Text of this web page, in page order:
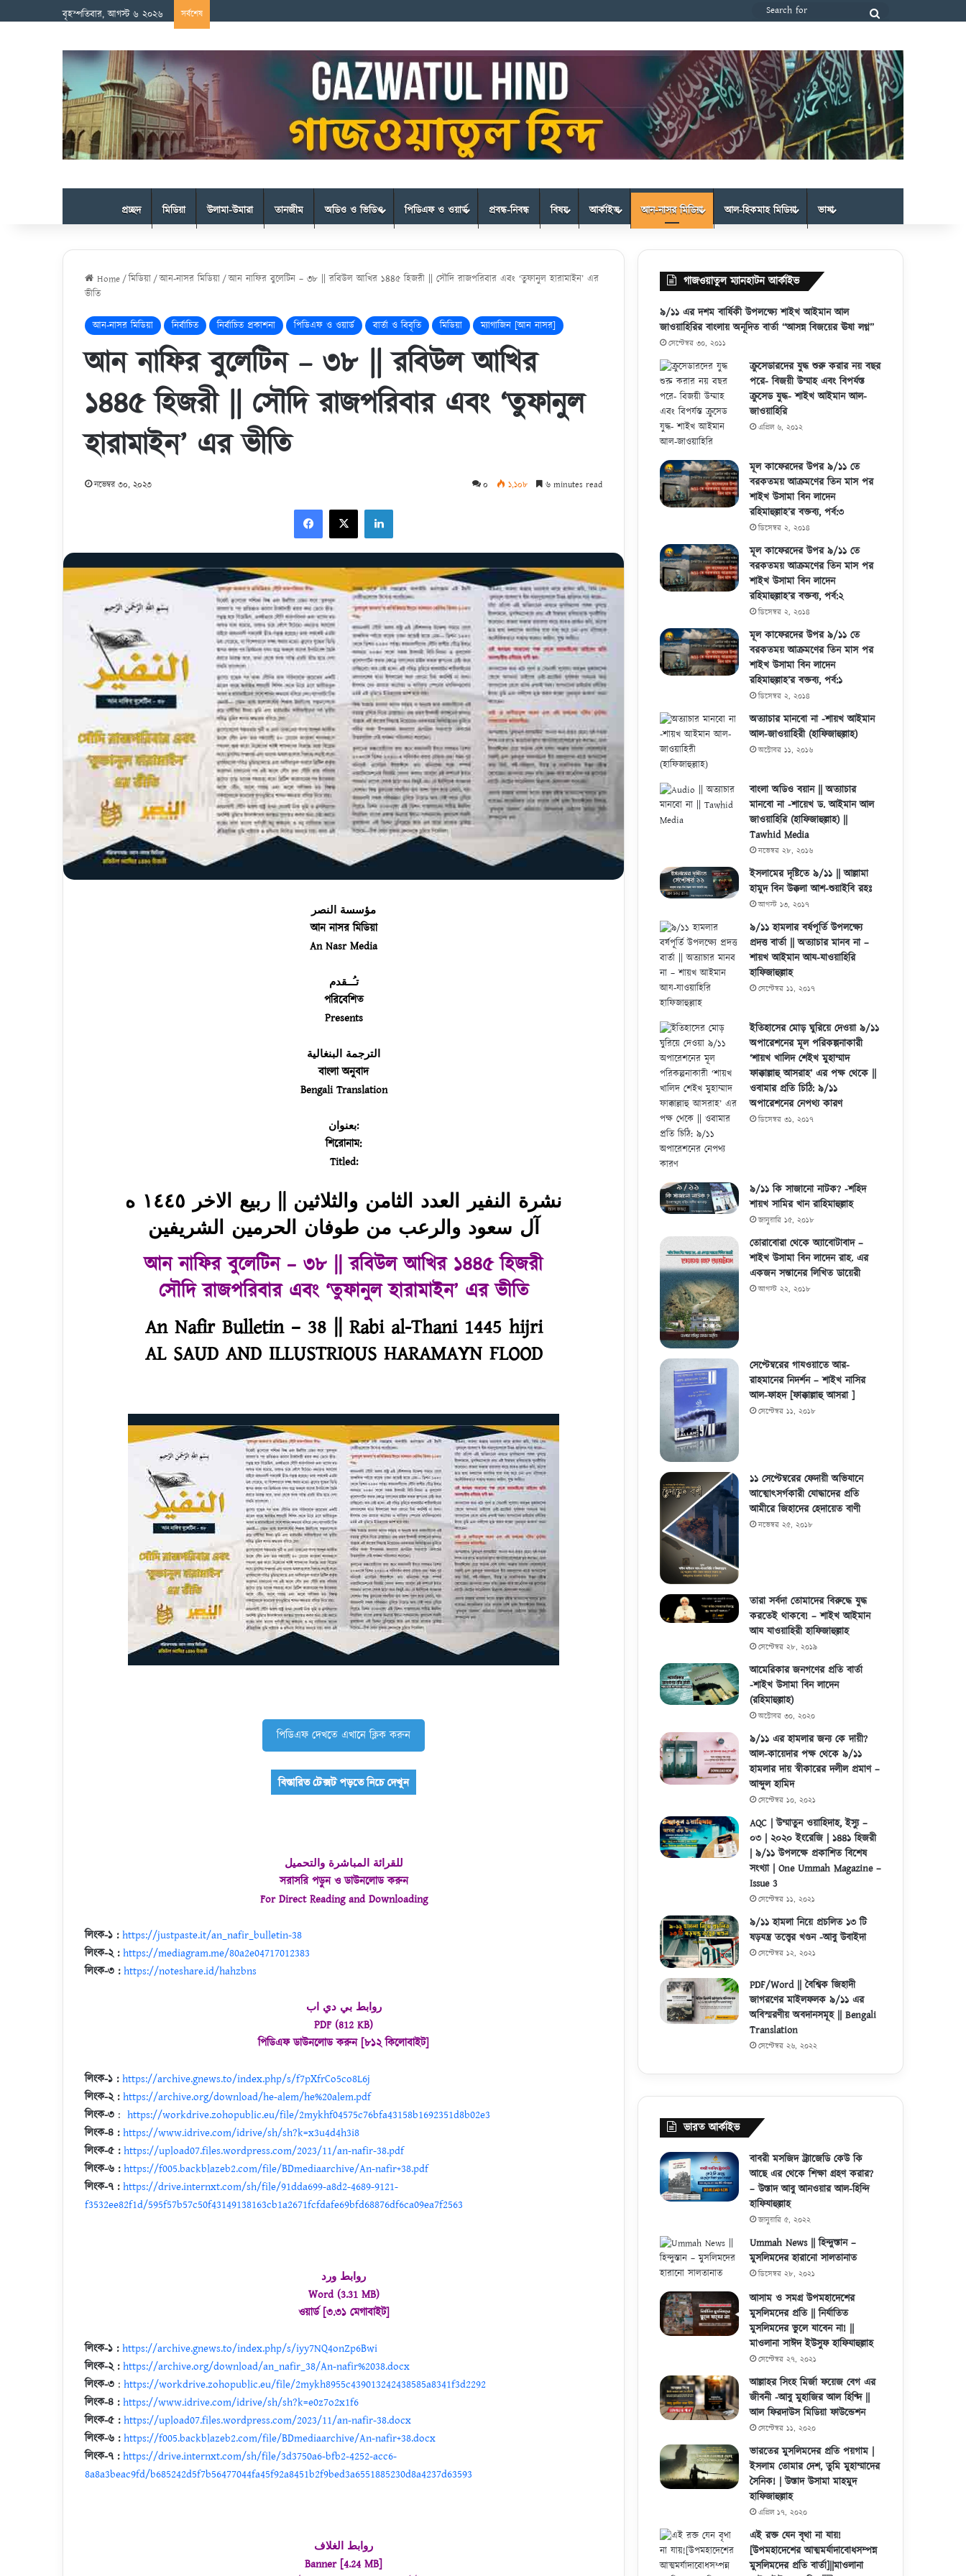
বৃহস্পতিবার, আগস্ট ৬ ২০২৬ সর্বশেষ
প্রচ্ছদ মিডিয়া উলামা-উমারা তানজীম অডিও ও ভিডিও পিডিএফ ও ওয়ার্ড প্রবন্ধ-নিবন্ধ বিষয় আর্কাইভ আন-নাসর মিডিয়া আল-হিকমাহ মিডিয়া ভাষা
Home /মিডিয়া /আন-নাসর মিডিয়া /আন নাফির বুলেটিন – ৩৮ || রবিউল আখির ১৪৪৫ হিজরী || সৌদি রাজপরিবার এবং ‘তুফানুল হারামাইন’ এর
ভীতি
আন-নাসর মিডিয়া নির্বাচিত নির্বাচিত প্রকাশনা পিডিএফ ও ওয়ার্ড বার্তা ও বিবৃতি মিডিয়া ম্যাগাজিন [আন নাসর]
আন নাফির বুলেটিন – ৩৮ || রবিউল আখির
১৪৪৫ হিজরী || সৌদি রাজপরিবার এবং ‘তুফানুল
হারামাইন’ এর ভীতি
নভেম্বর ৩০, ২০২৩ ০ ১,১০৮ ৬ minutes read
مؤسسة النصر
আন নাসর মিডিয়া
An Nasr Media
تـُــقدم
পরিবেশিত
Presents
الترجمة البنغالية
বাংলা অনুবাদ
Bengali Translation
بعنوان:
শিরোনাম:
Titled:
نشرة النفير العدد الثامن والثلاثين || ربيع الاخر ١٤٤٥ ه
آل سعود والرعب من طوفان الحرمين الشريفين
আন নাফির বুলেটিন – ৩৮ || রবিউল আখির ১৪৪৫ হিজরী
সৌদি রাজপরিবার এবং ‘তুফানুল হারামাইন’ এর ভীতি
An Nafir Bulletin – 38 || Rabi al-Thani 1445 hijri
AL SAUD AND ILLUSTRIOUS HARAMAYN FLOOD
পিডিএফ দেখতে এখানে ক্লিক করুন
للقرائة المباشرة والتحميل
সরাসরি পড়ুন ও ডাউনলোড করুন
For Direct Reading and Downloading
লিংক-১ : https://justpaste.it/an_nafir_bulletin-38
লিংক-২ : https://mediagram.me/80a2e04717012383
লিংক-৩ : https://noteshare.id/hahzbns
روابط بي دي اب
PDF (812 KB)
পিডিএফ ডাউনলোড করুন [৮১২ কিলোবাইট]
লিংক-১ : https://archive.gnews.to/index.php/s/f7pXfrCo5co8L6j
লিংক-২ : https://archive.org/download/he-alem/he%20alem.pdf
লিংক-৩ : https://workdrive.zohopublic.eu/file/2mykhf04575c76bfa43158b1692351d8b02e3
লিংক-৪ :https://www.idrive.com/idrive/sh/sh?k=x3u4d4h3i8
লিংক-৫ : https://upload07.files.wordpress.com/2023/11/an-nafir-38.pdf
লিংক-৬ :https://f005.backblazeb2.com/file/BDmediaarchive/An-nafir+38.pdf
লিংক-৭ :https://drive.internxt.com/sh/file/91dda699-a8d2-4689-9121-
f3532ee82f1d/595f57b57c50f43149138163cb1a2671fcfdafe69bfd68876df6ca09ea7f2563
روابط ورد
Word (3.31 MB)
ওয়ার্ড [৩.৩১ মেগাবাইট]
লিংক-১ : https://archive.gnews.to/index.php/s/iyy7NQ4onZp6Bwi
লিংক-২ : https://archive.org/download/an_nafir_38/An-nafir%2038.docx
লিংক-৩ : https://workdrive.zohopublic.eu/file/2mykh8955c439013242438585a8341f3d2292
লিংক-৪ : https://www.idrive.com/idrive/sh/sh?k=e0z7o2x1f6
লিংক-৫ : https://upload07.files.wordpress.com/2023/11/an-nafir-38.docx
লিংক-৬ :https://f005.backblazeb2.com/file/BDmediaarchive/An-nafir+38.docx
লিংক-৭ :https://drive.internxt.com/sh/file/3d3750a6-bfb2-4252-acc6-
8a8a3beac9fd/b685242d5f7b56477044fa45f92a8451b2f9bed3a6551885230d8a4237d63593
روابط الغلاف
Banner [4.24 MB]
গাজওয়াতুল ম্যানহাটন আর্কাইভ
৯/১১ এর দশম বার্ষিকী উপলক্ষ্যে শাইখ আইমান আল
জাওয়াহিরির বাংলায় অনূদিত বার্তা “আসন্ন বিজয়ের ঊষা লগ্ন”
সেপ্টেম্বর ৩০, ২০১১
ক্রুসেডারদের যুদ্ধ শুরু করার নয় বছর
পরে- বিজয়ী উম্মাহ এবং বিপর্যস্ত
ক্রুসেড যুদ্ধ- শাইখ আইমান আল-
জাওয়াহিরি
এপ্রিল ৬, ২০১২
মূল কাফেরদের উপর ৯/১১ তে
বরকতময় আক্রমণের তিন মাস পর
শাইখ উসামা বিন লাদেন
রহিমাহুল্লাহ’র বক্তব্য, পর্ব:৩
ডিসেম্বর ২, ২০১৪
মূল কাফেরদের উপর ৯/১১ তে
বরকতময় আক্রমণের তিন মাস পর
শাইখ উসামা বিন লাদেন
রহিমাহুল্লাহ’র বক্তব্য, পর্ব:২
ডিসেম্বর ২, ২০১৪
মূল কাফেরদের উপর ৯/১১ তে
বরকতময় আক্রমণের তিন মাস পর
শাইখ উসামা বিন লাদেন
রহিমাহুল্লাহ’র বক্তব্য, পর্ব:১
ডিসেম্বর ২, ২০১৪
অত্যাচার মানবো না -শায়খ আইমান
আল-জাওয়াহিরী (হাফিজাহুল্লাহ)
অক্টোবর ১১, ২০১৬
বাংলা অডিও বয়ান || অত্যাচার
মানবো না -শায়েখ ড. আইমান আল
জাওয়াহিরি (হাফিজাহুল্লাহ) ||
Tawhid Media
নভেম্বর ২৮, ২০১৬
ইসলামের দৃষ্টিতে ৯/১১ || আল্লামা
হামুদ বিন উক্কলা আশ-শুয়াইবি রহঃ
আগস্ট ১৩, ২০১৭
৯/১১ হামলার বর্ষপূর্তি উপলক্ষ্যে
প্রদত্ত বার্তা || অত্যাচার মানব না –
শায়খ আইমান আয-যাওয়াহিরি
হাফিজাহুল্লাহ
সেপ্টেম্বর ১১, ২০১৭
ইতিহাসের মোড় ঘুরিয়ে দেওয়া ৯/১১
অপারেশনের মূল পরিকল্পনাকারী
‘শায়খ খালিদ শেইখ মুহাম্মাদ
ফাক্কাল্লাহু আসরাহ’ এর পক্ষ থেকে ||
ওবামার প্রতি চিঠি: ৯/১১
অপারেশনের নেপথ্য কারণ
ডিসেম্বর ৩১, ২০১৭
৯/১১ কি সাজানো নাটক? -শহিদ
শায়খ সামির খান রাহিমাহুল্লাহ
জানুয়ারি ১৫, ২০১৮
তোরাবোরা থেকে অ্যাবোটাবাদ –
শাইখ উসামা বিন লাদেন রাহ. এর
একজন সন্তানের লিখিত ডায়েরী
আগস্ট ২২, ২০১৮
সেপ্টেম্বরের গাযওয়াতে আর-
রাহমানের নিদর্শন – শাইখ নাসির
আল-ফাহদ [ফাক্কাল্লাহু আসরা ]
সেপ্টেম্বর ১১, ২০১৮
১১ সেপ্টেম্বরের ফেদায়ী অভিযানে
আত্মোৎসর্গকারী যোদ্ধাদের প্রতি
আমীরে জিহাদের হেদায়েত বাণী
নভেম্বর ২৫, ২০১৮
তারা সর্বদা তোমাদের বিরুদ্ধে যুদ্ধ
করতেই থাকবে! – শাইখ আইমান
আয যাওয়াহিরী হাফিজাহুল্লাহ
সেপ্টেম্বর ২৮, ২০১৯
আমেরিকার জনগণের প্রতি বার্তা
-শাইখ উসামা বিন লাদেন
(রহিমাহুল্লাহ)
অক্টোবর ৩০, ২০২০
৯/১১ এর হামলার জন্য কে দায়ী?
আল-কায়েদার পক্ষ থেকে ৯/১১
হামলার দায় স্বীকারের দলীল প্রমাণ –
আব্দুল হামিদ
সেপ্টেম্বর ১০, ২০২১
AQC | উম্মাতুন ওয়াহিদাহ, ইস্যু –
০৩ | ২০২০ ইংরেজি | ১৪৪১ হিজরী
| ৯/১১ উপলক্ষে প্রকাশিত বিশেষ
সংখ্যা | One Ummah Magazine –
Issue 3
সেপ্টেম্বর ১১, ২০২১
৯/১১ হামলা নিয়ে প্রচলিত ১৩ টি
ষড়যন্ত্র তত্ত্বের খণ্ডন -আবু উবাইদা
সেপ্টেম্বর ১২, ২০২১
PDF/Word || বৈশ্বিক জিহাদী
জাগরণের মাইলফলক ৯/১১ এর
অবিস্মরণীয় অবদানসমূহ || Bengali
Translation
সেপ্টেম্বর ২৬, ২০২২
ভারত আর্কাইভ
বাবরী মসজিদ ট্র্যাজেডি কেউ কি
আছে এর থেকে শিক্ষা গ্রহণ করার?
– উস্তাদ আবু আনওয়ার আল-হিন্দি
হাফিযাহুল্লাহ
জানুয়ারি ৫, ২০২২
Ummah News || হিন্দুস্তান –
মুসলিমদের হারানো সালতানাত
ডিসেম্বর ২৮, ২০২১
আসাম ও সমগ্র উপমহাদেশের
মুসলিমদের প্রতি || নির্যাতিত
মুসলিমদের ভুলে যাবেন না! ||
মাওলানা সাঈদ ইউসুফ হাফিযাহুল্লাহ
সেপ্টেম্বর ২৭, ২০২১
আল্লাহর সিংহ মির্জা ফয়েজ বেগ এর
জীবনী -আবু মুহাজির আল হিণ্দি ||
আল ফিরদাউস মিডিয়া ফাউন্ডেশন
সেপ্টেম্বর ১১, ২০২০
ভারতের মুসলিমদের প্রতি পয়গাম |
ইসলাম তোমার দেশ, তুমি মুহাম্মাদের
সৈনিক! | উস্তাদ উসামা মাহমুদ
হাফিজাহুল্লাহ
এপ্রিল ১৭, ২০২০
এই রক্ত যেন বৃথা না যায়!
[উপমহাদেশের আত্মমর্যাদাবোধসম্পন্ন
মুসলিমদের প্রতি বার্তা]||মাওলানা